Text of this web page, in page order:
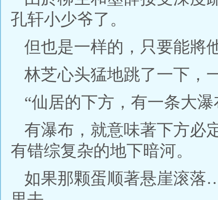
孔轩小少爷了。
但也是一样的，只要能將
林芝心头猛地跳了一下，
“仙居的下方，有一条大瀑
有瀑布，就意味著下方必
有错综复杂的地下暗河。
如果那颗蛋顺著悬崖滚